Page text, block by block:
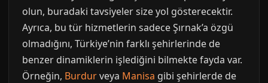
olun, buradaki tavsiyeler size yol gösterecektir.
Ayrıca, bu tür hizmetlerin sadece Şırnak’a özgü
olmadığını, Türkiye’nin farklı şehirlerinde de
benzer dinamiklerin işlediğini bilmekte fayda var.
Örneğin, Burdurveya Manisa gibi şehirlerde de